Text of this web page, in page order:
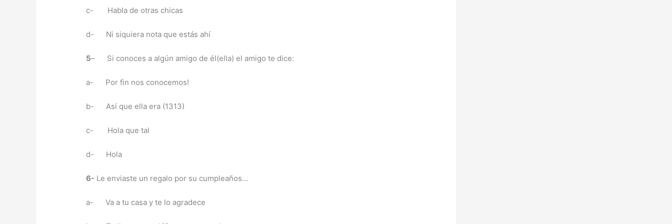
c- Habla de otras chicas
d- Ni siquiera nota que estás ahí
5– Si conoces a algún amigo de él(ella) el amigo te dice:
a- Por fin nos conocemos!
b- Así que ella era (1313)
c- Hola que tal
d- Hola
6- Le enviaste un regalo por su cumpleaños…
a- Va a tu casa y te lo agradece